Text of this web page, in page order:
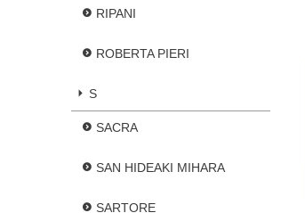
RIPANI
ROBERTA PIERI
S
SACRA
SAN HIDEAKI MIHARA
SARTORE